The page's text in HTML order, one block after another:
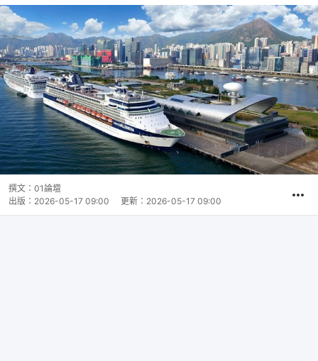
撰文： 01論壇
出版： 2026-05-17 09:00 更新： 2026-05-17 09:00